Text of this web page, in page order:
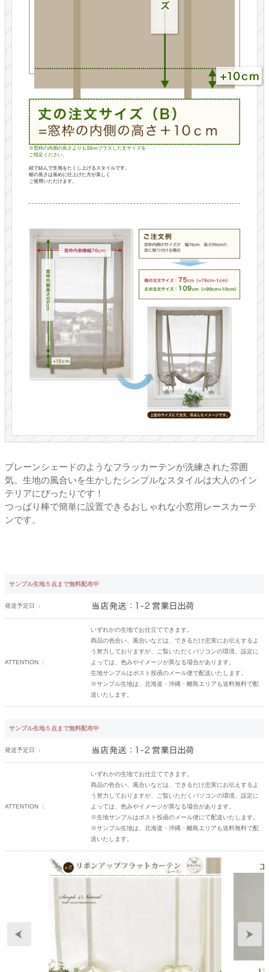
※窓枠の内側の長さよりも10cmプラスした丈サイズを
ご指定ください。
紐で結んで生地をたくし上げるスタイルです。
裾の長さは長めに仕上げた方が美しく
ご使用いただけます。
プレーンシェードのようなフラッカーテンが洗練された雰囲
気。生地の風合いを生かしたシンプルなスタイルは大人のイン
テリアにぴったりです！
つっぱり棒で簡単に設置できるおしゃれな小窓用レースカーテ
ンです。
サンプル生地５点まで無料配布中
発送予定日 ：
ATTENTION ：
いずれかの生地でお仕立てできます。
商品の色合い、風合いなどは、できるだけ忠実にお伝えするよ
う努力しておりますが、ご覧いただくパソコンの環境、設定に
よっては、色みやイメージが異なる場合があります。
生地サンプルはポスト投函のメール便で配送いたします。
※サンプル生地は、北海道・沖縄・離島エリアも送料無料で配
送いたします。
サンプル生地５点まで無料配布中
発送予定日 ：
ATTENTION ：
いずれかの生地でお仕立てできます。
商品の色合い、風合いなどは、できるだけ忠実にお伝えするよ
う努力しておりますが、ご覧いただくパソコンの環境、設定に
よっては、色みやイメージが異なる場合があります。
※生地サンプルはポスト投函のメール便にて配送いたします。
※サンプル生地は、北海道・沖縄・離島エリアも送料無料で配
送いたします。